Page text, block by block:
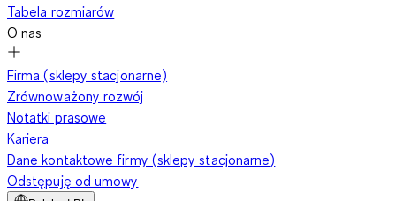
Tabela rozmiarów
O nas
Firma (sklepy stacjonarne)
Zrównoważony rozwój
Notatki prasowe
Kariera
Dane kontaktowe firmy (sklepy stacjonarne)
Odstępuję od umowy